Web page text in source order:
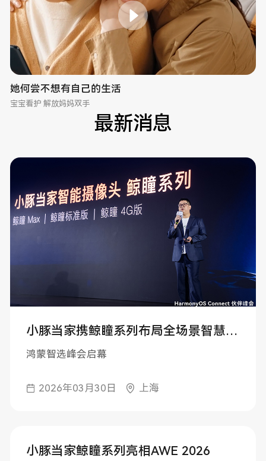
她何尝不想有自己的生活
宝宝看护 解放妈妈双手
最新消息
小豚当家携鲸瞳系列布局全场景智慧安防
鸿蒙智选峰会启幕
2026年03月30日 上海
小豚当家鲸瞳系列亮相AWE 2026